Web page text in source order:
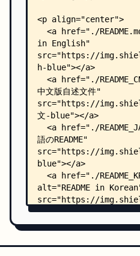
    │   ├── pyspur/
│   │   ├──
│   │   ├──
│   │   ├──
│   │   ├──
    │   │   ├── api/
│   │   │   ├──
│   │   │   ├──
│   │   │   ├──
│   │   │   ├──
│   │   │   ├──
│   │   │   ├──
│   │   │   ├──
│   │   │   ├──
│   │   │   ├──
│   │   │   ├──
│   │   │   ├──
│   │   │   ├──
│   │   │   ├──